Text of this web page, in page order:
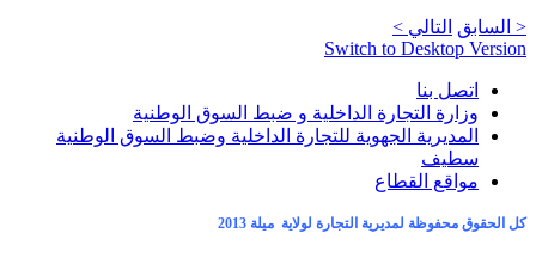
< السابق التالي >
Switch to Desktop Version
اتصل بنا
وزارة التجارة الداخلية و ضبط السوق الوطنية
المديرية الجهوية للتجارة الداخلية وضبط السوق الوطنية
سطيف
مواقع القطاع
كل الحقوق محفوظة لمديرية التجارة لولاية ميلة 2013